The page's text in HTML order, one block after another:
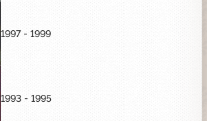
1997 - 1999
1993 - 1995